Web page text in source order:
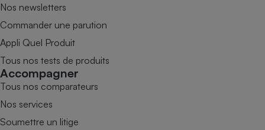
Nos newsletters
Commander une parution
Appli Quel Produit
Tous nos tests de produits
Accompagner
Tous nos comparateurs
Nos services
Soumettre un litige